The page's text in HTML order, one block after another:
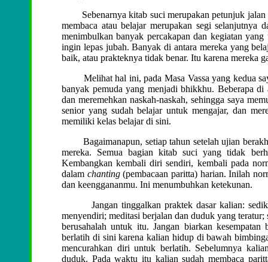
Sebenarnya kitab suci merupakan petunjuk jalan
membaca atau belajar merupakan segi
menimbulkan banyak percakapan dan kegiatan
ingin lepas jubah. Banyak di antara mereka yang
baik, atau prakteknya tidak benar. Itu karena mereka
Melihat hal ini, pada Masa Vassa yang kedua
banyak pemuda yang menjadi bhikkhu. Beberapa
dan meremehkan naskah-naskah, sehingga saya
senior yang sudah belajar untuk mengajar, dan
memiliki kelas belajar di sini.
Bagaimanapun, setiap tahun setelah ujian
mereka. Semua bagian kitab suci yang tidak
Kembangkan kembali diri sendiri, kembali pada
dalam chanting(pembacaan paritta) harian. Inilah
dan keenggananmu. Ini menumbuhkan ketekunan.
Jangan tinggalkan praktek dasar kalian: sedikit
menyendiri; meditasi berjalan dan duduk yang
berusahalah untuk itu. Jangan biarkan
berlatih di sini karena kalian hidup di bawah
mencurahkan diri untuk berlatih. Sebelumnya
duduk. Pada waktu itu kalian sudah membaca